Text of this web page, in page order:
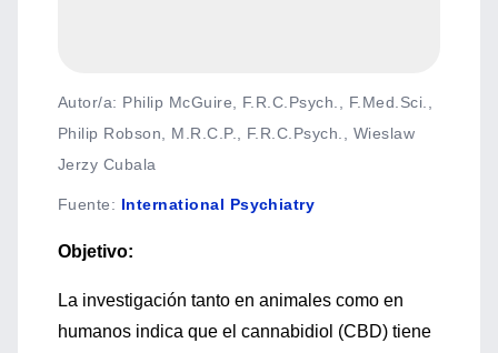
Autor/a: Philip McGuire, F.R.C.Psych., F.Med.Sci.,
Philip Robson, M.R.C.P., F.R.C.Psych., Wieslaw
Jerzy Cubala
Fuente: International Psychiatry
Objetivo:
La investigación tanto en animales como en
humanos indica que el cannabidiol (CBD) tiene